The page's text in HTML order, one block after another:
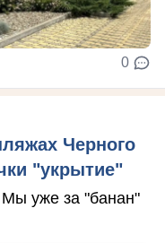
0
Черного
"укрытие"
уже за "банан"